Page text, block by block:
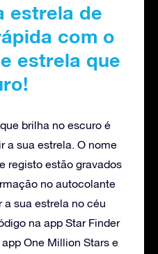
estrela de
com o
estrela que
brilha no escuro é
a sua estrela. O nome
registo estão gravados
no autocolante
a sua estrela no céu
na app Star Finder
One Million Stars e